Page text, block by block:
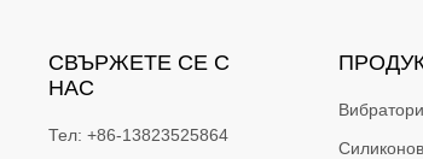
СВЪРЖЕТЕ СЕ С
НАС
Тел: +86-13823525864
Вибратори